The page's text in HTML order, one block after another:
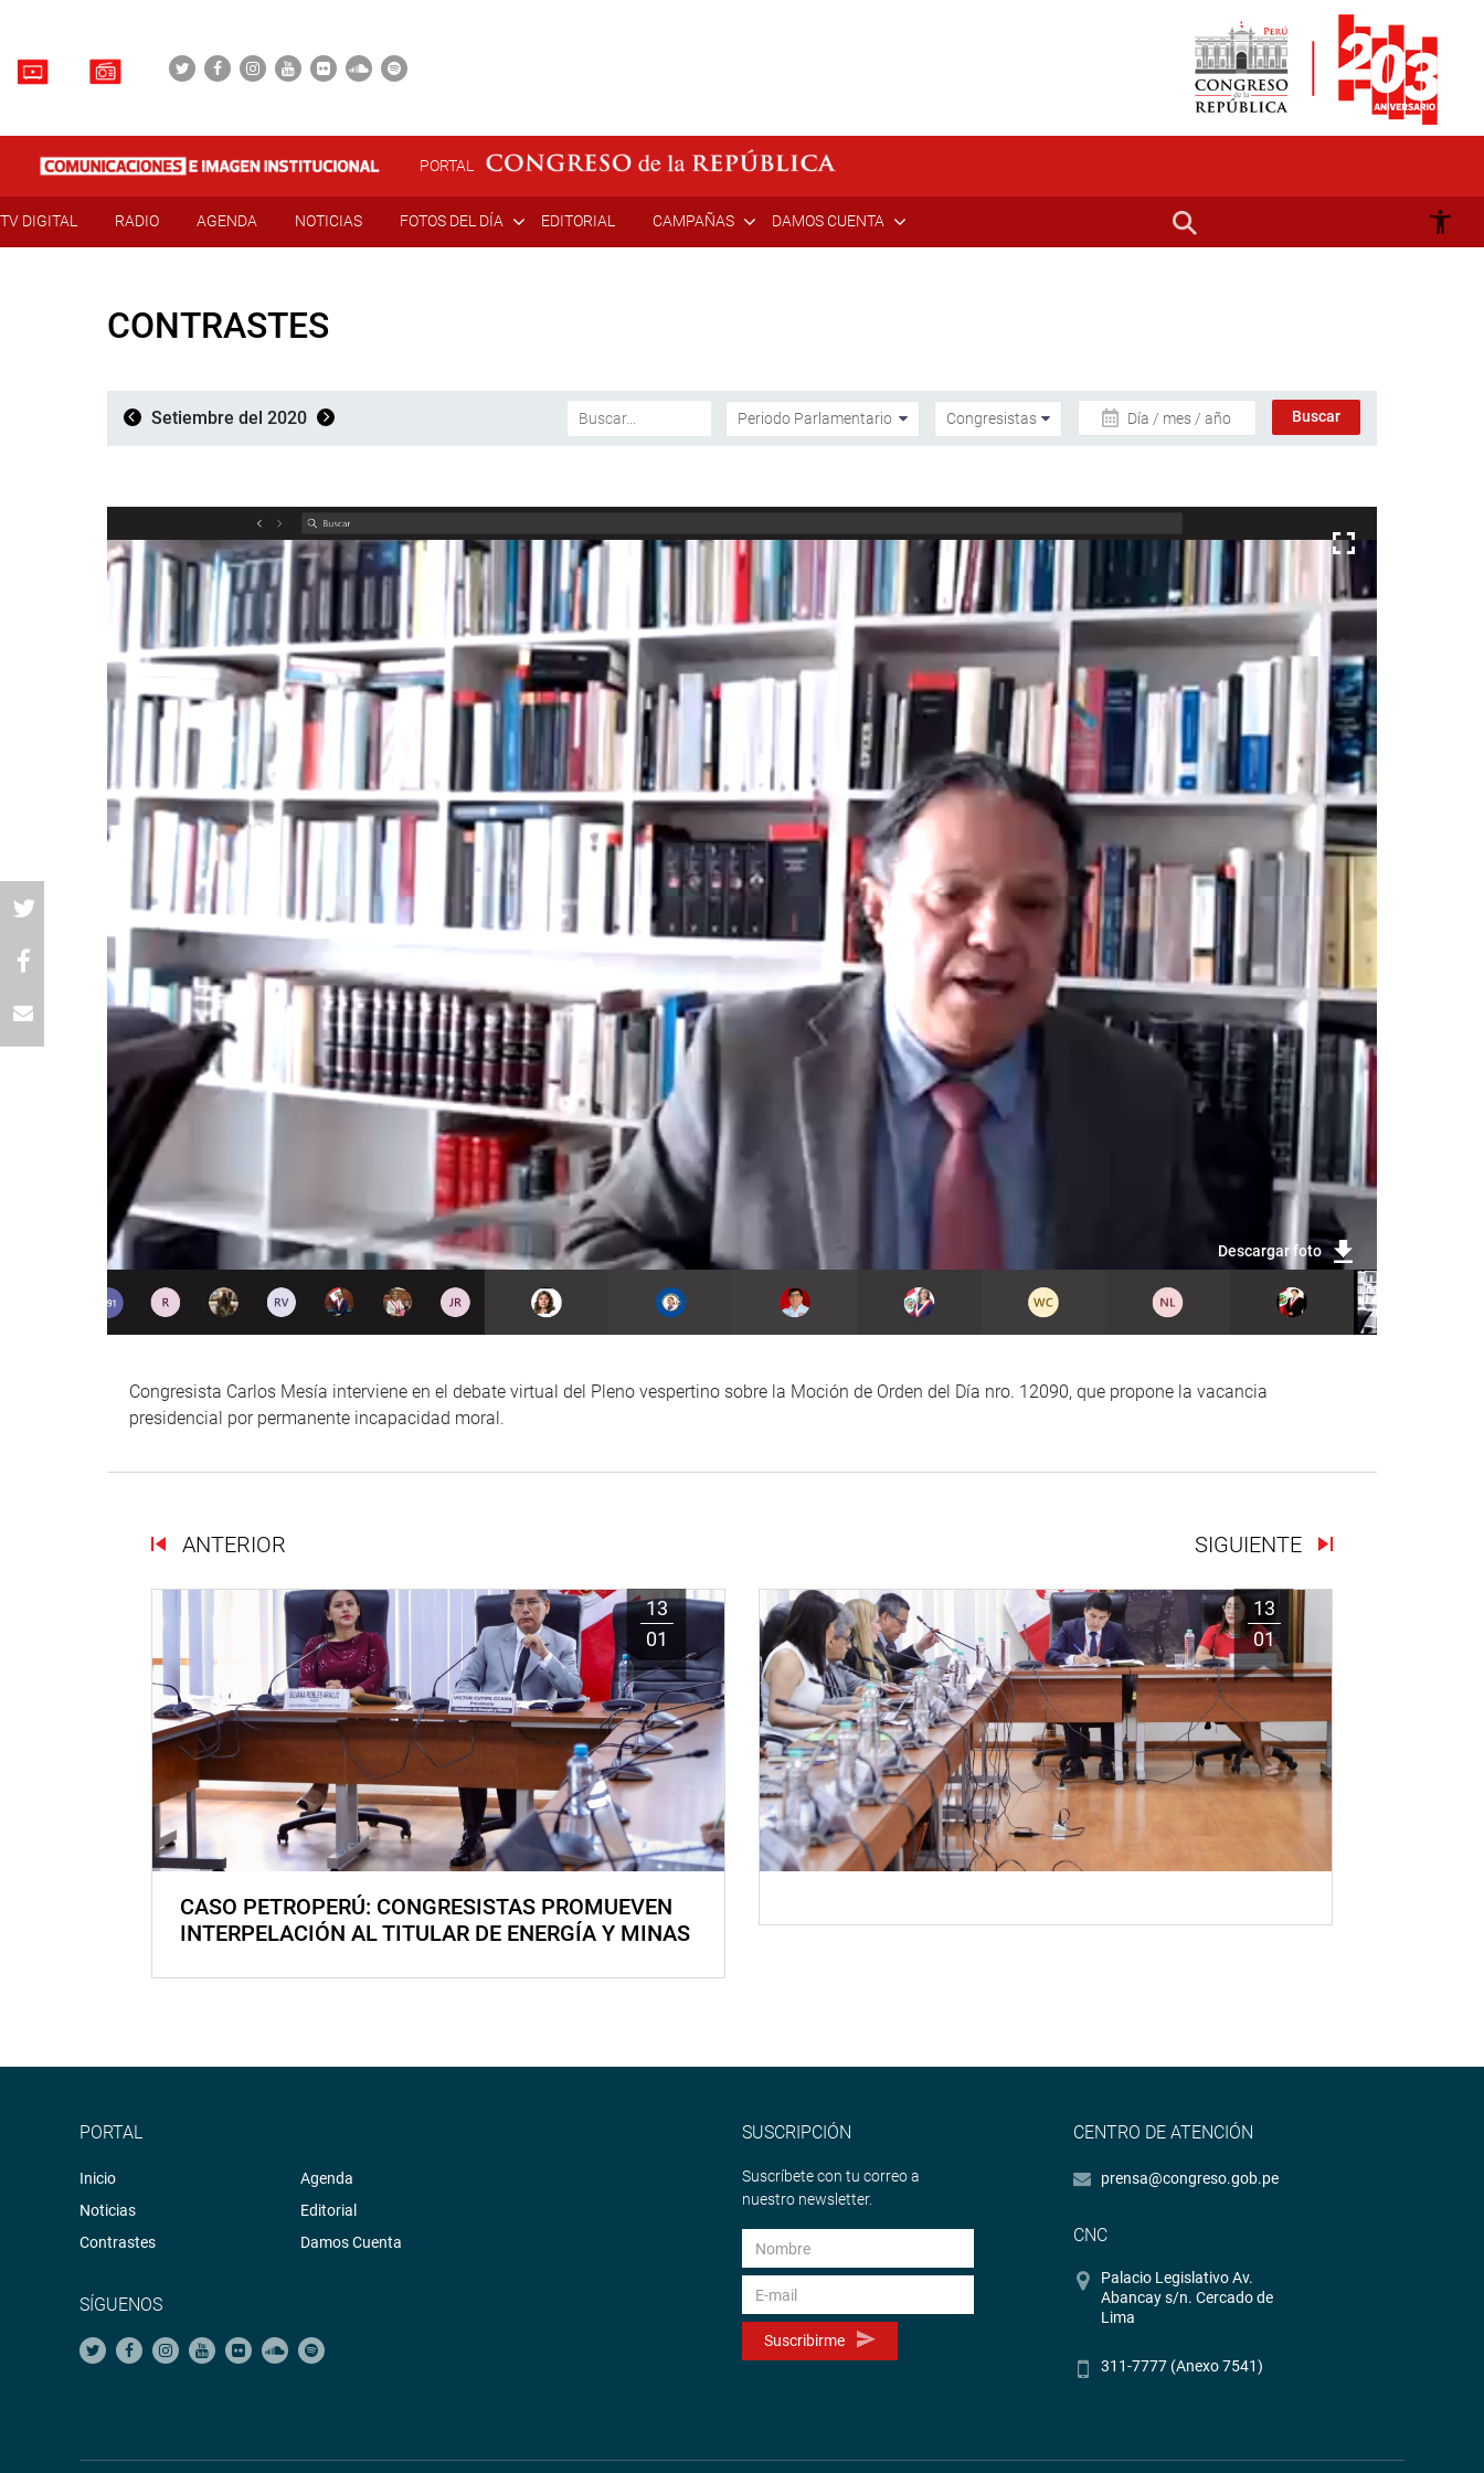
PORTAL
TV DIGITAL RADIO AGENDA NOTICIAS FOTOS DEL DÍA EDITORIAL CAMPAÑAS DAMOS CUENTA
CONTRASTES
Setiembre del 2020 Día / mes / año
Descargar foto
Congresista Carlos Mesía interviene en el debate virtual del Pleno vespertino sobre la Moción de Orden del Día nro. 12090, que propone la vacancia
presidencial por permanente incapacidad moral.
ANTERIOR SIGUIENTE
13
01
CASO PETROPERÚ: CONGRESISTAS PROMUEVEN
INTERPELACIÓN AL TITULAR DE ENERGÍA Y MINAS
13
01
PORTAL
Inicio
Noticias
Contrastes
Agenda
Editorial
Damos Cuenta
SÍGUENOS
SUSCRIPCIÓN
Suscríbete con tu correo a
nuestro newsletter.
Suscribirme
CENTRO DE ATENCIÓN
prensa@congreso.gob.pe
CNC
Palacio Legislativo Av.
Abancay s/n. Cercado de
Lima
311-7777 (Anexo 7541)